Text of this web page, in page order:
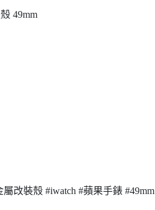
49mm
改裝殼 #iwatch #蘋果手錶 #49mm